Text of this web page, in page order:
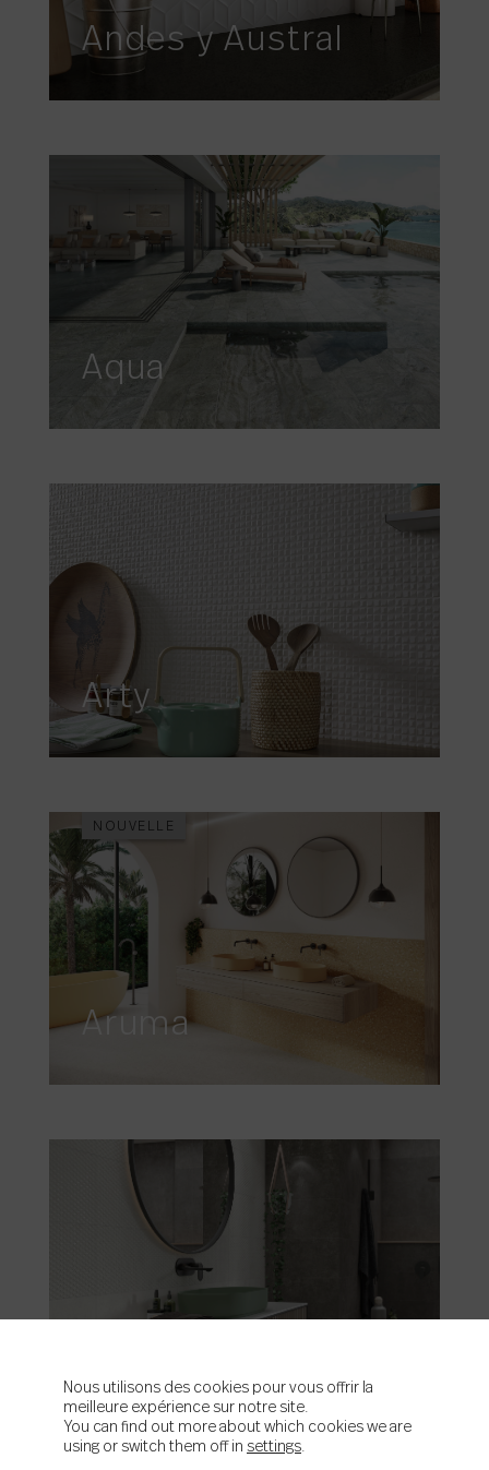
Andes y Austral
Aqua
Arty
Aruma
NOUVELLE
Nous utilisons des cookies pour vous offrir la
meilleure expérience sur notre site.
You can find out more about which cookies we are
using or switch them off in settings.